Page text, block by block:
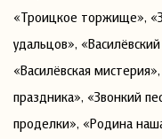
«Троицкое торжище»,
удальцов»,
«Василёвская
праздника», «Звонкий
проделки», «Родина